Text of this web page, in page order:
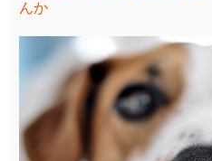
んか